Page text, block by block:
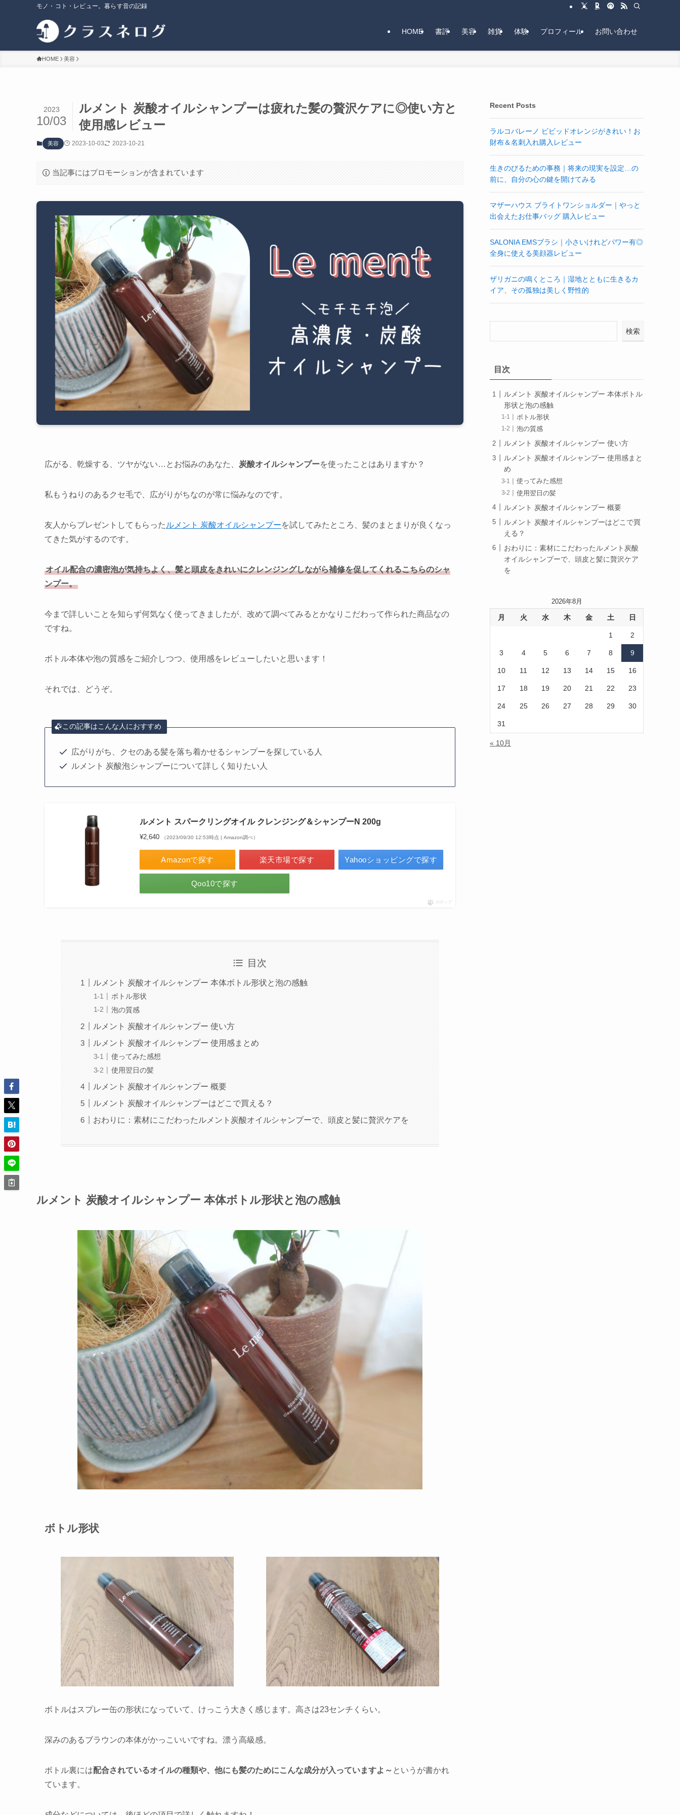
モノ・コト・レビュー。暮らす音の記録
HOME 書評 美容 雑貨 体験 プロフィール お問い合わせ
HOME 美容
ルメント 炭酸オイルシャンプーは疲れた髪の贅沢ケアに◎使い方と
使用感レビュー
2023
10/03
美容 2023-10-03 2023-10-21
当記事にはプロモーションが含まれています
広がる、乾燥する、ツヤがない…とお悩みのあなた、 炭酸オイルシャンプーを使ったことはありますか？
私もうねりのあるクセ毛で、広がりがちなのが常に悩みなのです。
友人からプレゼントしてもらった ルメント 炭酸オイルシャンプーを試してみたところ、髪のまとまりが良くなっ
てきた気がするのです。
オイル配合の濃密泡が気持ちよく、髪と頭皮をきれいにクレンジングしながら補修を促してくれるこちらのシャ
ンプー。
今まで詳しいことを知らず何気なく使ってきましたが、改めて調べてみるとかなりこだわって作られた商品なの
ですね。
ボトル本体や泡の質感をご紹介しつつ、使用感をレビューしたいと思います！
それでは、どうぞ。
この記事はこんな人におすすめ
広がりがち、クセのある髪を落ち着かせるシャンプーを探している人
ルメント 炭酸泡シャンプーについて詳しく知りたい人
ルメント スパークリングオイル クレンジング＆シャンプーN 200g
¥2,640 （2023/09/30 12:53時点 | Amazon調べ）
Amazonで探す 楽天市場で探す Yahooショッピングで探す
Qoo10で探す
ポチップ
目次
ルメント 炭酸オイルシャンプー 本体ボトル形状と泡の感触
ボトル形状
泡の質感
ルメント 炭酸オイルシャンプー 使い方
ルメント 炭酸オイルシャンプー 使用感まとめ
使ってみた感想
使用翌日の髪
ルメント 炭酸オイルシャンプー 概要
ルメント 炭酸オイルシャンプーはどこで買える？
おわりに：素材にこだわったルメント炭酸オイルシャンプーで、頭皮と髪に贅沢ケアを
ルメント 炭酸オイルシャンプー 本体ボトル形状と泡の感触
ボトル形状
ボトルはスプレー缶の形状になっていて、けっこう大きく感じます。高さは23センチくらい。
深みのあるブラウンの本体がかっこいいですね。漂う高級感。
ボトル裏には配合されているオイルの種類や、他にも髪のためにこんな成分が入っていますよ～ というが書かれ
ています。
Recent Posts
ラルコバレーノ ビビッドオレンジがきれい！お
財布＆名刺入れ購入レビュー
生きのびるための事務｜将来の現実を設定…の
前に、自分の心の鍵を開けてみる
マザーハウス ブライトワンショルダー｜やっと
出会えたお仕事バッグ 購入レビュー
SALONIA EMSブラシ｜小さいけれどパワー有◎
全身に使える美顔器レビュー
ザリガニの鳴くところ｜湿地とともに生きるカ
イア、その孤独は美しく野性的
検索
目次
ルメント 炭酸オイルシャンプー 本体ボトル
形状と泡の感触
ボトル形状
泡の質感
ルメント 炭酸オイルシャンプー 使い方
ルメント 炭酸オイルシャンプー 使用感まと
め
使ってみた感想
使用翌日の髪
ルメント 炭酸オイルシャンプー 概要
ルメント 炭酸オイルシャンプーはどこで買
える？
おわりに：素材にこだわったルメント炭酸
オイルシャンプーで、頭皮と髪に贅沢ケア
を
2026年8月
月 火 水 木 金 土 日
1 2
3 4 5 6 7 8 9
10 11 12 13 14 15 16
17 18 19 20 21 22 23
24 25 26 27 28 29 30
31
« 10月